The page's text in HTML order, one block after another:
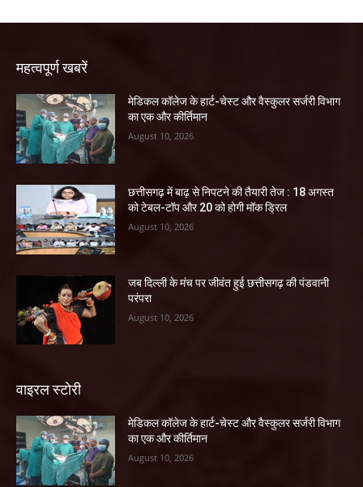
महत्वपूर्ण खबरें
​मेडिकल कॉलेज के हार्ट-चेस्ट और वैस्कुलर सर्जरी विभाग
का एक और कीर्तिमान
August 10, 2026
छत्तीसगढ़ में बाढ़ से निपटने की तैयारी तेज : 18 अगस्त
को टेबल-टॉप और 20 को होगी मॉक ड्रिल
August 10, 2026
जब दिल्ली के मंच पर जीवंत हुई छत्तीसगढ़ की पंडवानी
परंपरा
August 10, 2026
वाइरल स्टोरी
​मेडिकल कॉलेज के हार्ट-चेस्ट और वैस्कुलर सर्जरी विभाग
का एक और कीर्तिमान
August 10, 2026